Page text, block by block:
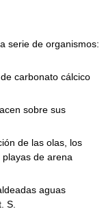
serie de organismos:
carbonato cálcico
sobre sus
de las olas, los
de arena
aguas
S.